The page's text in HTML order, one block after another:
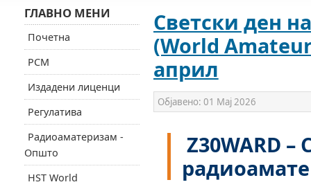
Светски ден
(World
април
Објавено: 01 Мај 2026
Z30WARD –
ГЛАВНО МЕНИ
Почетна
РСМ
Издадени лиценци
Регулатива
Радиоаматеризам -
Општо
HST World